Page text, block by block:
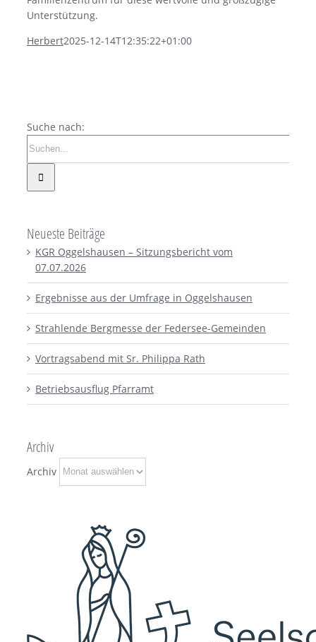
Unterstützung.
Herbert2025-12-14T12:35:22+01:00
Suche nach:
Neueste Beiträge
KGR Oggelshausen – Sitzungsbericht vom
07.07.2026
Ergebnisse aus der Umfrage in Oggelshausen
Strahlende Bergmesse der Federsee-Gemeinden
Vortragsabend mit Sr. Philippa Rath
Betriebsausflug Pfarramt
Archiv
Archiv